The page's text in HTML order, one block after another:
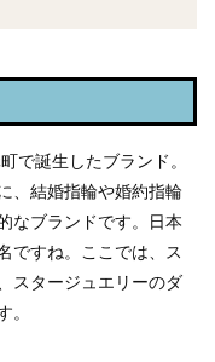
事例
らう方法
で誕生したブランド。
、結婚指輪や婚約指輪
なブランドです。日本
ですね。ここでは、ス
スタージュエリーのダ
。